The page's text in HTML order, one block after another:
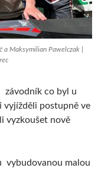
a Maksymilian Pawelczak |
závodník co byl u
vyjížděli postupně ve
vyzkoušet nově
vybudovanou malou